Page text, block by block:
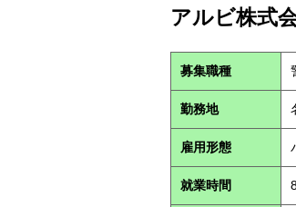
アルビ株式
募集職種
勤務地
雇用形態
就業時間